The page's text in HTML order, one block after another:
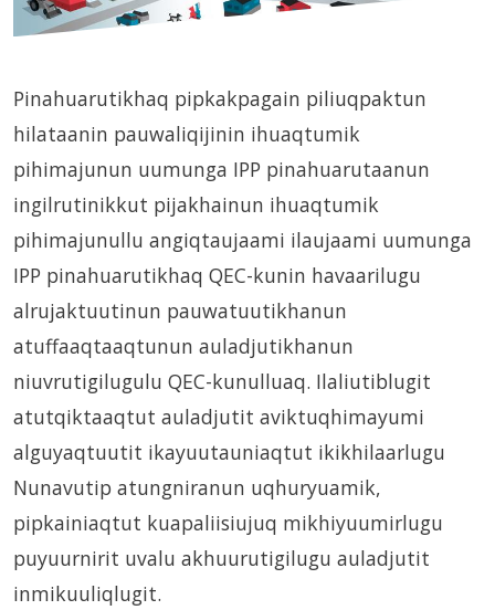
Pinahuarutikhaq pipkakpagain piliuqpaktun
hilataanin pauwaliqijinin ihuaqtumik
pihimajunun uumunga IPP pinahuarutaanun
ingilrutinikkut pijakhainun ihuaqtumik
pihimajunullu angiqtaujaami ilaujaami uumunga
IPP pinahuarutikhaq QEC-kunin havaarilugu
alrujaktuutinun pauwatuutikhanun
atuffaaqtaaqtunun auladjutikhanun
niuvrutigilugulu QEC-kunulluaq. Ilaliutiblugit
atutqiktaaqtut auladjutit aviktuqhimayumi
alguyaqtuutit ikayuutauniaqtut ikikhilaarlugu
Nunavutip atungniranun uqhuryuamik,
pipkainiaqtut kuapaliisiujuq mikhiyuumirlugu
puyuurnirit uvalu akhuurutigilugu auladjutit
inmikuuliqlugit.